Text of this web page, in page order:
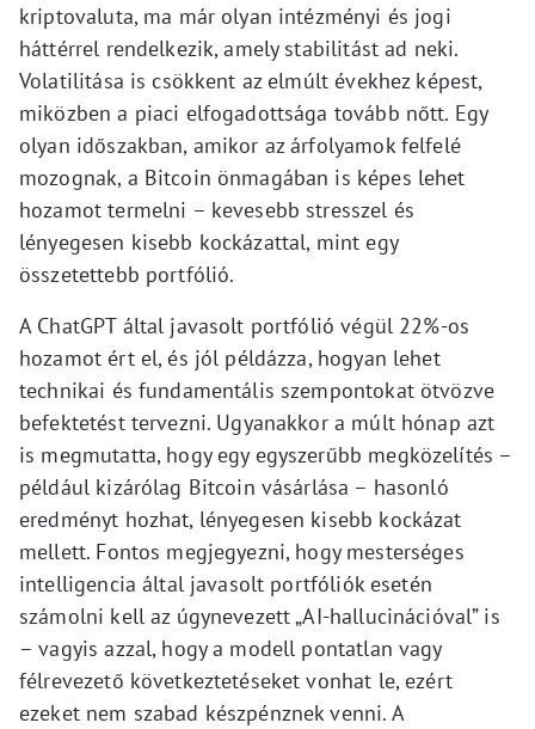
kriptovaluta, ma már olyan intézményi és jogi
háttérrel rendelkezik, amely stabilitást ad neki.
Volatilitása is csökkent az elmúlt évekhez képest,
miközben a piaci elfogadottsága tovább nőtt. Egy
olyan időszakban, amikor az árfolyamok felfelé
mozognak, a Bitcoin önmagában is képes lehet
hozamot termelni – kevesebb stresszel és
lényegesen kisebb kockázattal, mint egy
összetettebb portfólió.
A ChatGPT által javasolt portfólió végül 22%-os
hozamot ért el, és jól példázza, hogyan lehet
technikai és fundamentális szempontokat ötvözve
befektetést tervezni. Ugyanakkor a múlt hónap azt
is megmutatta, hogy egy egyszerűbb megközelítés –
például kizárólag Bitcoin vásárlása – hasonló
eredményt hozhat, lényegesen kisebb kockázat
mellett. Fontos megjegyezni, hogy mesterséges
intelligencia által javasolt portfóliók esetén
számolni kell az úgynevezett „AI-hallucinációval” is
– vagyis azzal, hogy a modell pontatlan vagy
félrevezető következtetéseket vonhat le, ezért
ezeket nem szabad készpénznek venni. A